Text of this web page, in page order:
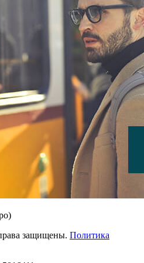
защищены. Политика